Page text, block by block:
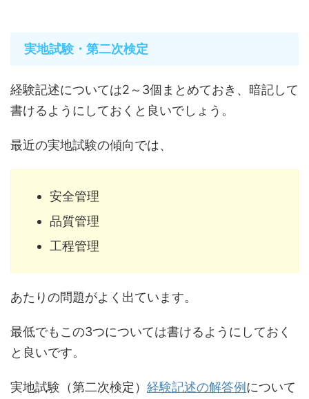
実地試験・第二次検定
経験記述については2～3個まとめておき、暗記して
書けるようにしておくと良いでしょう。
最近の実地試験の傾向では、
安全管理
品質管理
工程管理
あたりの問題がよく出ています。
最低でもこの3つについては書けるようにしておく
と良いです。
実地試験（第二次検定） 経験記述の解答例 について